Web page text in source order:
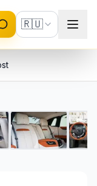
🇷🇺
1 / 5